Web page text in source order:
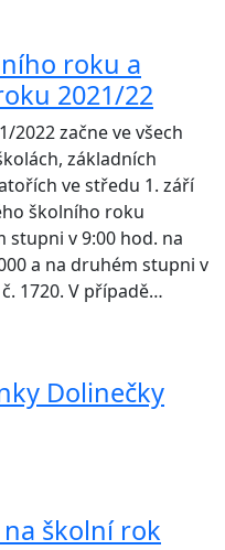
roku a
2021/22
2022 začne ve všech
základních
ve středu 1. září
školního roku
stupni v 9:00 hod. na
a na druhém stupni v
1720. V případě…
Dolinečky
školní rok